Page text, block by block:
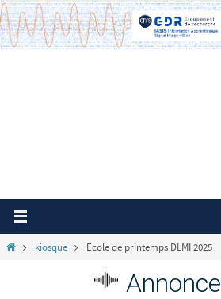
Passer
vers
le
Homekiosque Ecole de printemps DLMI 2025
Annonce